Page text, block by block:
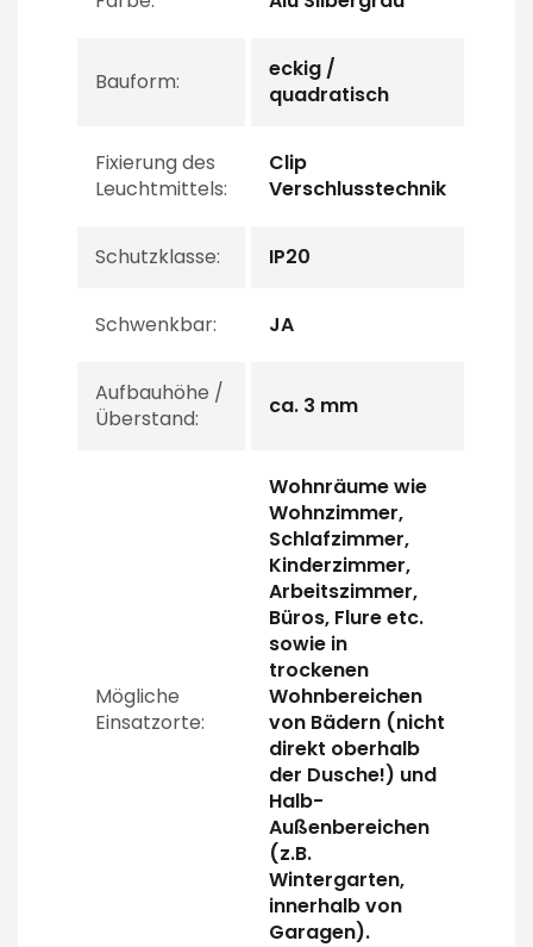
Bauform:
eckig /
quadratisch
Fixierung des
Leuchtmittels:
Clip
Verschlusstechnik
Schutzklasse: IP20
Schwenkbar: JA
Aufbauhöhe /
Überstand:
ca. 3 mm
Mögliche
Einsatzorte:
Wohnräume wie
Wohnzimmer,
Schlafzimmer,
Kinderzimmer,
Arbeitszimmer,
Büros, Flure etc.
sowie in
trockenen
Wohnbereichen
von Bädern (nicht
direkt oberhalb
der Dusche!) und
Halb-
Außenbereichen
(z.B.
Wintergarten,
innerhalb von
Garagen).